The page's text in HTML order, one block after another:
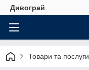
Дивограй
Товари та послуги